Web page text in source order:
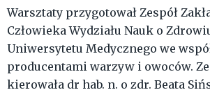
Warsztaty przygotował Zespół
Człowieka Wydziału Nauk o
Uniwersytetu Medycznego we
producentami warzyw i owoców.
kierowała dr hab. n. o zdr. Beata